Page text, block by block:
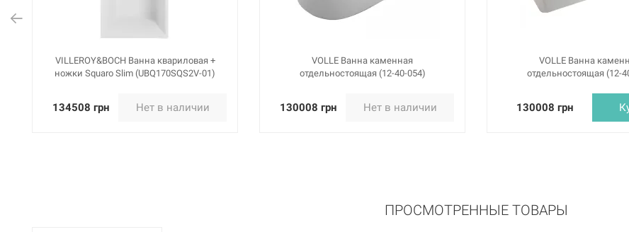
VILLEROY&BOCH Ванна квариловая +
ножки Squaro Slim (UBQ170SQS2V-01)
134508 грн Нет в наличии
VOLLE Ванна каменная
отдельностоящая (12-40-054)
130008 грн Нет в наличии
VOLLE Ванна
отдельностоящая (12-
130008 грн
ПРОСМОТРЕННЫЕ ТОВАРЫ